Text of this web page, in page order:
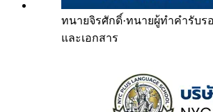
ทนายจิรศักดิ์·ทนายผู้ทำคำรับร
และเอกสาร